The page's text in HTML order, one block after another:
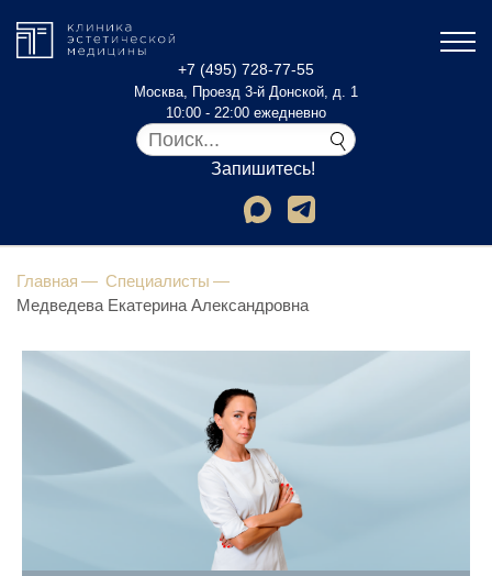
+7 (495) 728-77-55
Москва, Проезд 3-й Донской, д. 1
10:00 - 22:00 ежедневно
Запишитесь!
Главная
Специалисты
Медведева Екатерина Александровна